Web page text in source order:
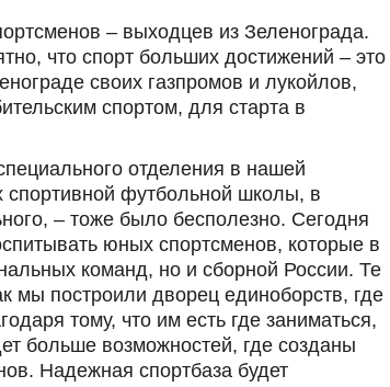
– выходцев из Зеленограда.
что спорт больших достижений – это
своих газпромов и лукойлов,
спортом, для старта в
отделения в нашей
футбольной школы, в
– тоже было бесполезно. Сегодня
юных спортсменов, которые в
команд, но и сборной России. Те
мы построили дворец единоборств, где
тому, что им есть где заниматься,
больше возможностей, где созданы
Надежная спортбаза будет